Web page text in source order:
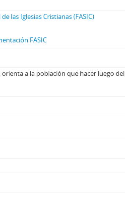
las Iglesias Cristianas (FASIC)
FASIC
orienta a la población que hacer luego del